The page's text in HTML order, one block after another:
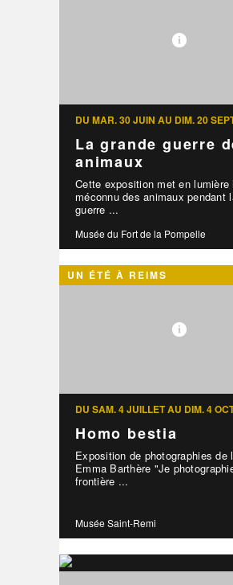
DU MAR. 30 JUIN AU DIM. 20
La grande guerre
animaux
Cette exposition met en lumière
méconnu des animaux pendant
guerre ...
Musée du Fort de la Pompelle
UN ÉTÉ À REIMS
DU SAM. 4 JUILLET AU DIM. 4
Homo bestia
Exposition de photographies de
Emma Barthère "Je
frontière ...
Musée Saint-Remi